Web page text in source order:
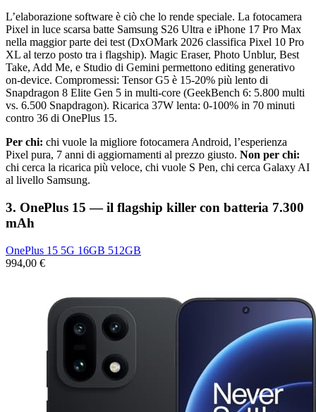
L’elaborazione software è ciò che lo rende speciale. La fotocamera
Pixel in luce scarsa batte Samsung S26 Ultra e iPhone 17 Pro Max
nella maggior parte dei test (DxOMark 2026 classifica Pixel 10 Pro
XL al terzo posto tra i flagship). Magic Eraser, Photo Unblur, Best
Take, Add Me, e Studio di Gemini permettono editing generativo
on-device. Compromessi: Tensor G5 è 15-20% più lento di
Snapdragon 8 Elite Gen 5 in multi-core (GeekBench 6: 5.800 multi
vs. 6.500 Snapdragon). Ricarica 37W lenta: 0-100% in 70 minuti
contro 36 di OnePlus 15.
Per chi: chi vuole la migliore fotocamera Android, l’esperienza
Pixel pura, 7 anni di aggiornamenti al prezzo giusto. Non per chi:
chi cerca la ricarica più veloce, chi vuole S Pen, chi cerca Galaxy AI
al livello Samsung.
3. OnePlus 15 — il flagship killer con batteria 7.300
mAh
OnePlus 15 5G 16GB 512GB
994,00 €